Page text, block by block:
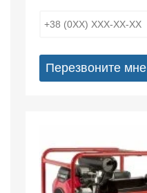
Перезвоните мне